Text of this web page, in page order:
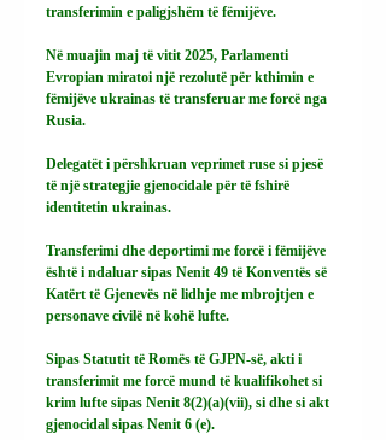
transferimin e paligjshëm të fëmijëve.
Në muajin maj të vitit 2025, Parlamenti
Evropian miratoi një rezolutë për kthimin e
fëmijëve ukrainas të transferuar me forcë nga
Rusia.
Delegatët i përshkruan veprimet ruse si pjesë
të një strategjie gjenocidale për të fshirë
identitetin ukrainas.
Transferimi dhe deportimi me forcë i fëmijëve
është i ndaluar sipas Nenit 49 të Konventës së
Katërt të Gjenevës në lidhje me mbrojtjen e
personave civilë në kohë lufte.
Sipas Statutit të Romës të GJPN-së, akti i
transferimit me forcë mund të kualifikohet si
krim lufte sipas Nenit 8(2)(a)(vii), si dhe si akt
gjenocidal sipas Nenit 6 (e).